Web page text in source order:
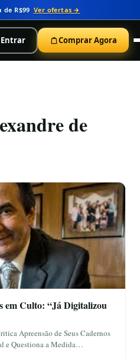
de R$99 Ver ofertas →
Entrar Comprar Agora
de
em Culto: “Já Digitalizou
Apreensão de Seus Cadernos
e Questiona a Medida…